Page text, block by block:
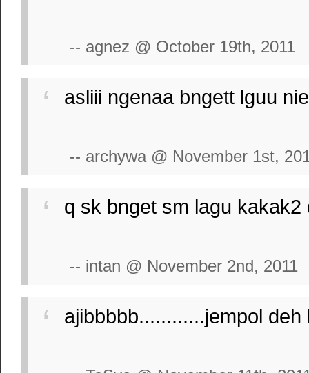
-- agnez @ October 19th, 2011
asliii ngenaa bngett lguu
-- archywa @ November 1st,
q sk bnget sm lagu
-- intan @ November 2nd, 2011
ajibbbbb............jempol